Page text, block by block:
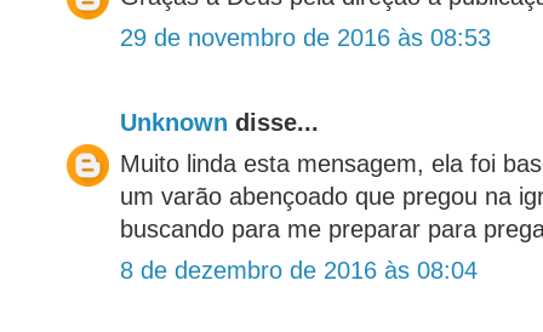
29 de novembro de 2016 às 08:53
Unknown disse...
Muito linda esta mensagem, ela foi
um varão abençoado que pregou na
buscando para me preparar para
8 de dezembro de 2016 às 08:04